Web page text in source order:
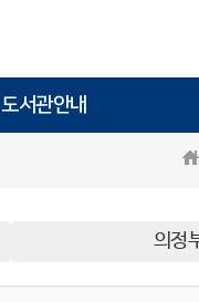
도서관안내
의정